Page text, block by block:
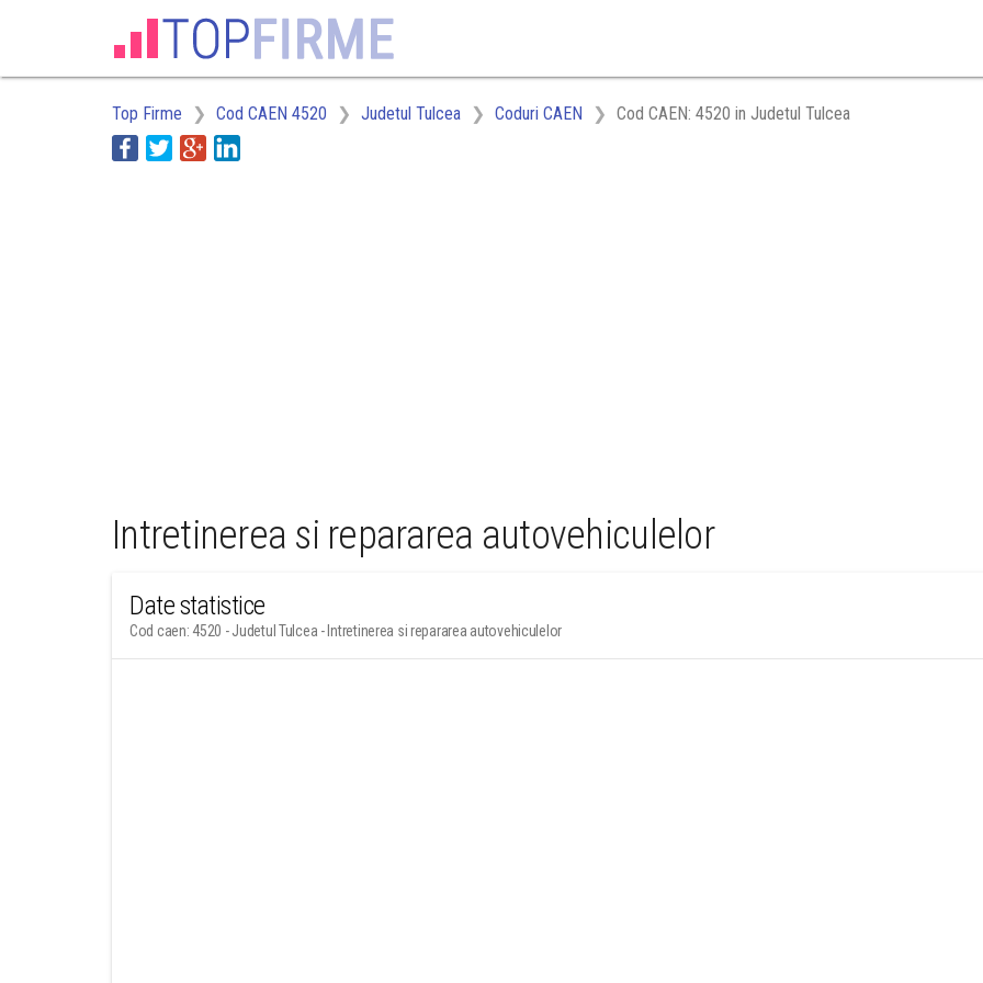
Top Firme Cod CAEN 4520 Judetul Tulcea Coduri CAEN Cod CAEN: 4520 in Judetul Tulcea
Intretinerea si repararea autovehiculelor
Date statistice
Cod caen: 4520 - Judetul Tulcea - Intretinerea si repararea autovehiculelor